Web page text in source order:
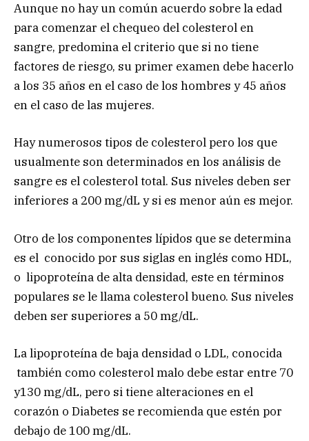
Aunque no hay un común acuerdo sobre la edad
para comenzar el chequeo del colesterol en
sangre, predomina el criterio que si no tiene
factores de riesgo, su primer examen debe hacerlo
a los 35 años en el caso de los hombres y 45 años
en el caso de las mujeres.
Hay numerosos tipos de colesterol pero los que
usualmente son determinados en los análisis de
sangre es el colesterol total. Sus niveles deben ser
inferiores a 200 mg/dL y si es menor aún es mejor.
Otro de los componentes lípidos que se determina
es el conocido por sus siglas en inglés como HDL,
o lipoproteína de alta densidad, este en términos
populares se le llama colesterol bueno. Sus niveles
deben ser superiores a 50 mg/dL.
La lipoproteína de baja densidad o LDL, conocida
también como colesterol malo debe estar entre 70
y130 mg/dL, pero si tiene alteraciones en el
corazón o Diabetes se recomienda que estén por
debajo de 100 mg/dL.